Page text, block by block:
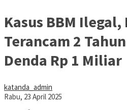
Kasus BBM
Terancam 2
Denda Rp 1 Miliar
katanda_admin
Rabu, 23 April 2025